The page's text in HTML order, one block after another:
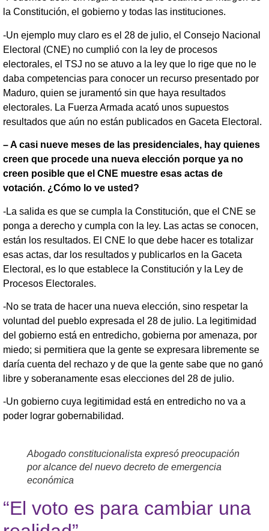
la Constitución, el gobierno y todas las instituciones.
-Un ejemplo muy claro es el 28 de julio, el Consejo Nacional
Electoral (CNE) no cumplió con la ley de procesos
electorales, el TSJ no se atuvo a la ley que lo rige que no le
daba competencias para conocer un recurso presentado por
Maduro, quien se juramentó sin que haya resultados
electorales. La Fuerza Armada acató unos supuestos
resultados que aún no están publicados en Gaceta Electoral.
– A casi nueve meses de las presidenciales, hay quienes
creen que procede una nueva elección porque ya no
creen posible que el CNE muestre esas actas de
votación. ¿Cómo lo ve usted?
-La salida es que se cumpla la Constitución, que el CNE se
ponga a derecho y cumpla con la ley. Las actas se conocen,
están los resultados. El CNE lo que debe hacer es totalizar
esas actas, dar los resultados y publicarlos en la Gaceta
Electoral, es lo que establece la Constitución y la Ley de
Procesos Electorales.
-No se trata de hacer una nueva elección, sino respetar la
voluntad del pueblo expresada el 28 de julio. La legitimidad
del gobierno está en entredicho, gobierna por amenaza, por
miedo; si permitiera que la gente se expresara libremente se
daría cuenta del rechazo y de que la gente sabe que no ganó
libre y soberanamente esas elecciones del 28 de julio.
-Un gobierno cuya legitimidad está en entredicho no va a
poder lograr gobernabilidad.
Abogado constitucionalista expresó preocupación
por alcance del nuevo decreto de emergencia
económica
“El voto es para cambiar una